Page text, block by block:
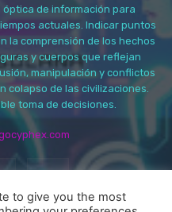
de información para
actuales. Indicar puntos
la comprensión de los hechos
y cuerpos que reflejan
manipulación y conflictos
colapso de las civilizaciones.
toma de decisiones.
to give you the most